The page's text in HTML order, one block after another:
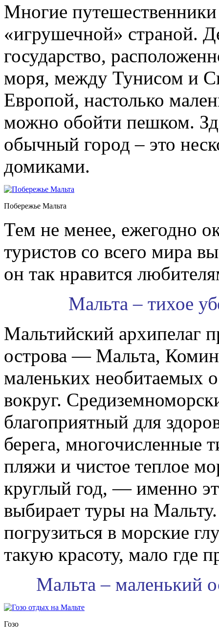
Многие
«игрушечной» страной.
государство,
моря, между Тунисом и
Европой, настолько
можно обойти пешком.
обычный город – это
домиками.
Побережье Мальта
Тем не менее, ежегодно
туристов со всего мира
он так нравится
Мальта – тихое
Мальтийский архипелаг
острова — Мальта,
маленьких необитаемых
вокруг.
благоприятный для
берега, многочисленные
пляжи и чистое теплое
круглый год, — именно
выбирает туры на
погрузиться в морские
такую красоту, мало где
Мальта – маленький
Гозо